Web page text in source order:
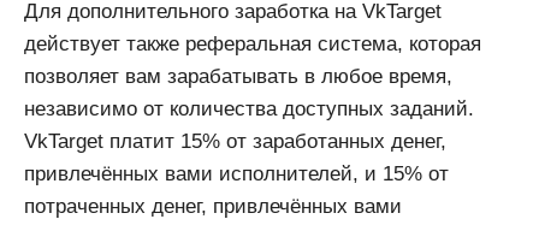
Для дополнительного заработка на VkTarget
действует также реферальная система, которая
позволяет вам зарабатывать в любое время,
независимо от количества доступных заданий.
VkTarget платит 15% от заработанных денег,
привлечённых вами исполнителей, и 15% от
потраченных денег, привлечённых вами